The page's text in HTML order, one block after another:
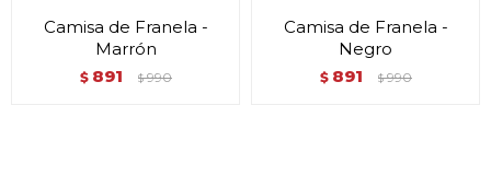
Camisa de Franela -
Marrón
$ 891 $ 990
Camisa de Franela -
Negro
$ 891 $ 990